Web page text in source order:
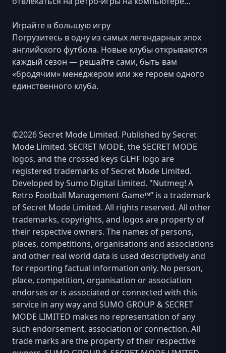
Играйте в большую игру
Погрузитесь в одну из самых легендарных эпох
английского футбола. Новые клубы открываются
каждый сезон — решайте сами, быть вам
«бродячим» менеджером или же героем одного
единственного клуба.
©2026 Secret Mode Limited. Published by Secret
Mode Limited. SECRET MODE, the SECRET MODE
logos, and the crossed keys GLHF logo are
registered trademarks of Secret Mode Limited.
Developed by Sumo Digital Limited. "Nutmeg! A
Retro Football Management Game™” is a trademark
of Secret Mode Limited. All rights reserved. All other
trademarks, copyrights, and logos are property of
their respective owners. The names of persons,
places, competitions, organisations and associations
and other real world data is used descriptively and
for reporting factual information only. No person,
place, competition, organisation or association
endorses or is associated or connected with this
service in any way and SUMO GROUP & SECRET
MODE LIMITED makes no representation of any
such endorsement, association or connection. All
trade marks are the property of their respective